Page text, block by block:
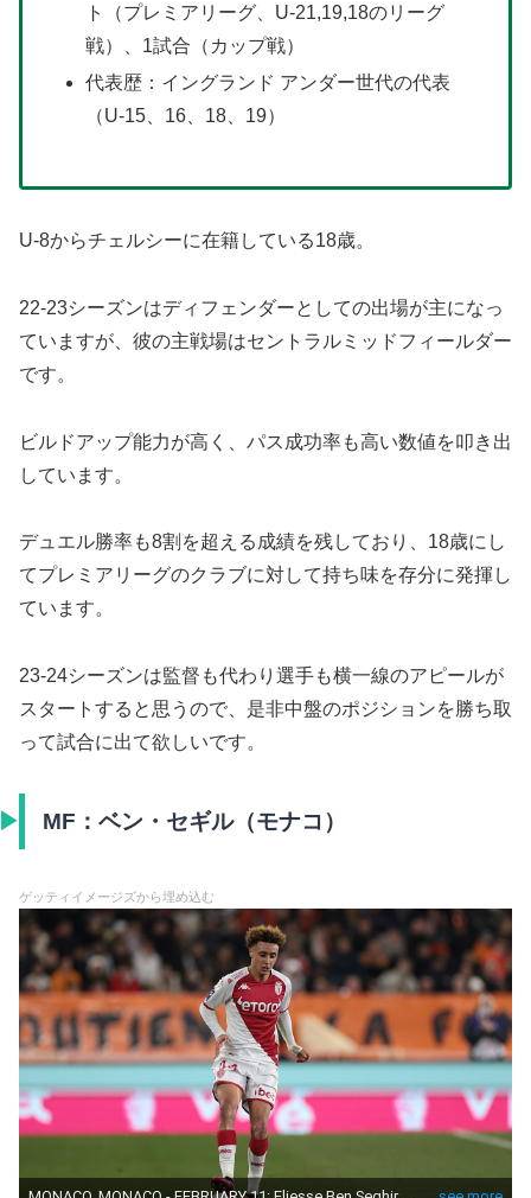
ト（プレミアリーグ、U-21,19,18のリーグ
戦）、1試合（カップ戦）
代表歴：イングランド アンダー世代の代表
（U-15、16、18、19）
U-8からチェルシーに在籍している18歳。
22-23シーズンはディフェンダーとしての出場が主になっ
ていますが、彼の主戦場はセントラルミッドフィールダー
です。
ビルドアップ能力が高く、パス成功率も高い数値を叩き出
しています。
デュエル勝率も8割を超える成績を残しており、18歳にし
てプレミアリーグのクラブに対して持ち味を存分に発揮し
ています。
23-24シーズンは監督も代わり選手も横一線のアピールが
スタートすると思うので、是非中盤のポジションを勝ち取
って試合に出て欲しいです。
MF：ベン・セギル（モナコ）
ゲッティイメージズから埋め込む